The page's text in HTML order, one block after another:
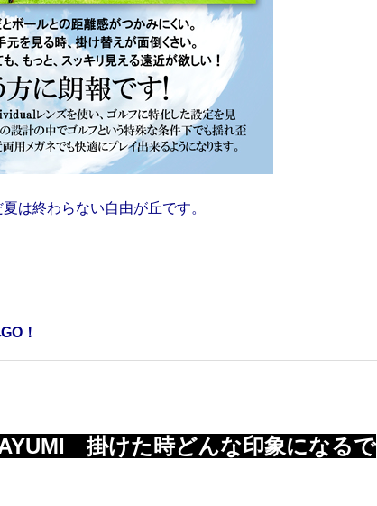
は終わらない自由が丘です。
！
掛けた時どんな印象になるで